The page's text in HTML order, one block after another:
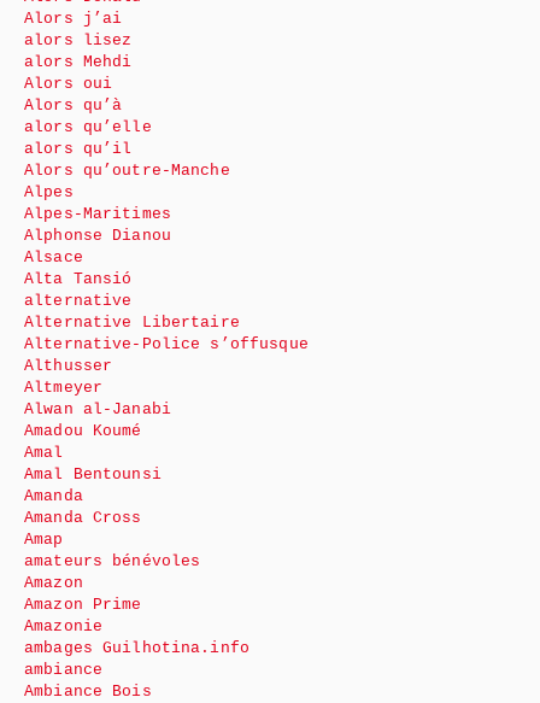
Alors j’ai
alors lisez
alors Mehdi
Alors oui
Alors qu’à
alors qu’elle
alors qu’il
Alors qu’outre-Manche
Alpes
Alpes-Maritimes
Alphonse Dianou
Alsace
Alta Tansió
alternative
Alternative Libertaire
Alternative-Police s’offusque
Althusser
Altmeyer
Alwan al-Janabi
Amadou Koumé
Amal
Amal Bentounsi
Amanda
Amanda Cross
Amap
amateurs bénévoles
Amazon
Amazon Prime
Amazonie
ambages Guilhotina.info
ambiance
Ambiance Bois